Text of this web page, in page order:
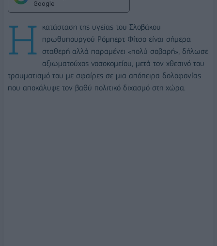
Google
Η
κατάσταση της υγείας του Σλοβάκου
πρωθυπουργού Ρόμπερτ Φίτσο είναι σήμερα
σταθερή αλλά παραμένει «πολύ σοβαρή», δήλωσε
αξιωματούχος νοσοκομείου, μετά τον χθεσινό του
τραυματισμό του με σφαίρες σε μια απόπειρα δολοφονίας
που αποκάλυψε τον βαθύ πολιτικό διχασμό στη χώρα.